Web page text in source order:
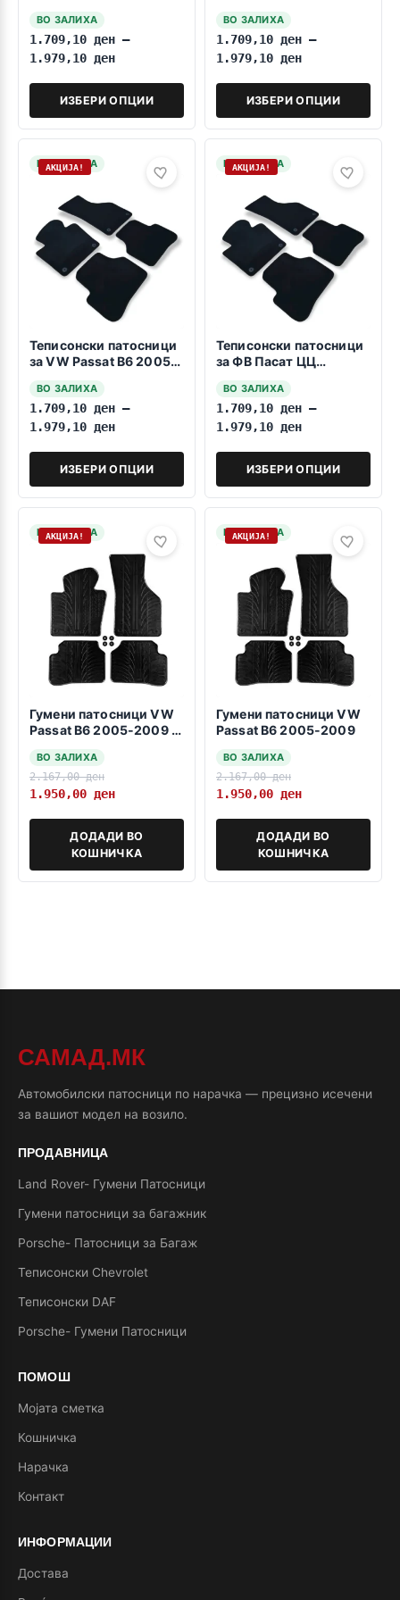
vrtenje
ВО ЗАЛИХА
1.709,10 ден –
1.979,10 ден
ИЗБЕРИ ОПЦИИ
ВО ЗАЛИХА
1.709,10 ден –
1.979,10 ден
ИЗБЕРИ ОПЦИИ
НА ЗАЛИХА
АКЦИЈА!
Теписонски патосници
за VW Passat B6 2005-
pritiskanje
ВО ЗАЛИХА
1.709,10 ден –
1.979,10 ден
ИЗБЕРИ ОПЦИИ
НА ЗАЛИХА
АКЦИЈА!
Теписонски патосници
за ФВ Пасат ЦЦ
ВО ЗАЛИХА
1.709,10 ден –
1.979,10 ден
ИЗБЕРИ ОПЦИИ
НА ЗАЛИХА
АКЦИЈА!
Гумени патосници VW
Passat B6 2005-2009 -
ВО ЗАЛИХА
2.167,00ден
1.950,00 ден
ДОДАДИ ВО
КОШНИЧКА
НА ЗАЛИХА
АКЦИЈА!
Гумени патосници VW
Passat B6 2005-2009
ВО ЗАЛИХА
2.167,00ден
1.950,00 ден
ДОДАДИ ВО
КОШНИЧКА
САМАД.МК
Автомобилски патосници по нарачка — прецизно исечени
за вашиот модел на возило.
ПРОДАВНИЦА
Land Rover- Гумени Патосници
Гумени патосници за багажник
Porsche- Патосници за Багаж
Теписонски Chevrolet
Теписонски DAF
Porsche- Гумени Патосници
ПОМОШ
Мојата сметка
Кошничка
Нарачка
Контакт
ИНФОРМАЦИИ
Достава